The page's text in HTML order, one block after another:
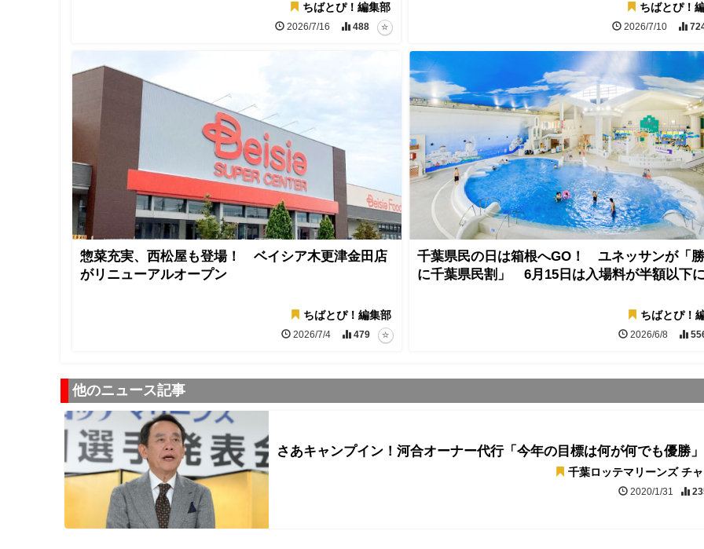
ちばとぴ！編集部
2026/7/16 488
ちばとぴ！
2026/7/10
惣菜充実、西松屋も登場！ ベイシア木更津金田店
がリニューアルオープン
ちばとぴ！編集部
2026/7/4 479
千葉県民の日は箱根へGO！ ユネッサンが「
に千葉県民割」 6月15日は入場料が半額以下に
ちばとぴ！
2026/6/8
他のニュース記事
さあキャンプイン！河合オーナー代行「今年の目標は何が何でも優勝」
千葉ロッテマリーンズ チ
2020/1/31